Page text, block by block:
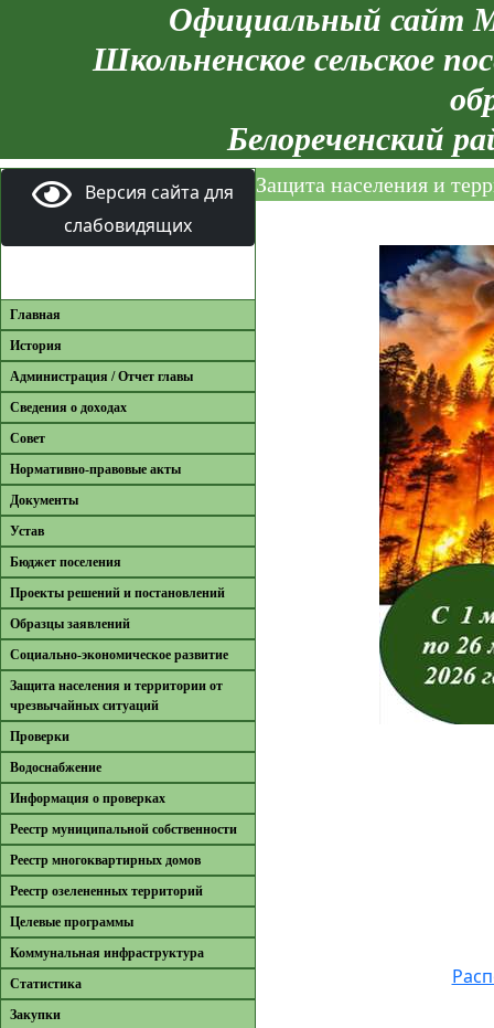
Официальный сайт
Школьненское сельское
Белореченский
Версия сайта для
слабовидящих
Главная
История
Администрация / Отчет главы
Сведения о доходах
Совет
Нормативно-правовые акты
Документы
Устав
Бюджет поселения
Проекты решений и постановлений
Образцы заявлений
Cоциально-экономическое развитие
Защита населения и территории от
чрезвычайных ситуаций
Проверки
Водоснабжение
Информация о проверках
Реестр муниципальной собственности
Реестр многоквартирных домов
Реестр озелененных территорий
Целевые программы
Коммунальная инфраструктура
Cтатистика
Закупки
Защита населения и